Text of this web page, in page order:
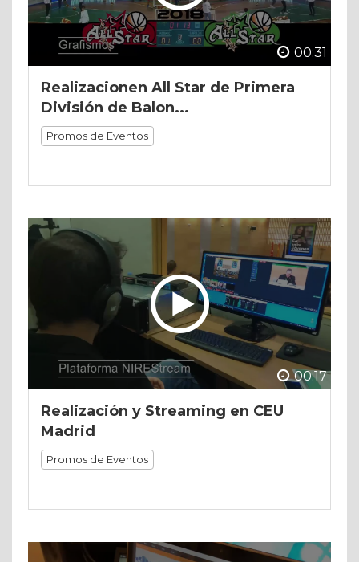
00:31
Realizacionen All Star de Primera
División de Balon...
Promos de Eventos
00:17
Realización y Streaming en CEU
Madrid
Promos de Eventos